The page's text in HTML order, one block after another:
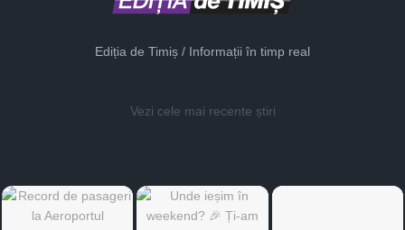
Ediția de Timiș / Informații în timp real
Vezi cele mai recente știri